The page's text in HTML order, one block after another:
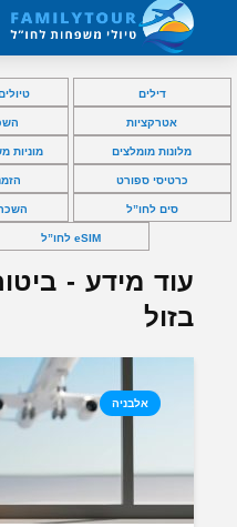
דילים
אטרקציות
מלונות מומלצים מוניות
כרטיסי ספורט
סים לחו”ל
eSIM לחו”ל
עוד מידע -
בזול
אלבניה